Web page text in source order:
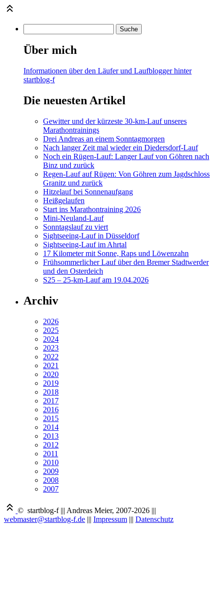
Über mich
Informationen über den Läufer und Laufblogger hinter
startblog-f
Die neuesten Artikel
Gewitter und der kürzeste 30-km-Lauf unseres
Marathontrainings
Drei Andreas an einem Sonntagmorgen
Nach langer Zeit mal wieder ein Diedersdorf-Lauf
Noch ein Rügen-Lauf: Langer Lauf von Göhren nach
Binz und zurück
Regen-Lauf auf Rügen: Von Göhren zum Jagdschloss
Granitz und zurück
Hitzelauf bei Sonnenaufgang
Heißgelaufen
Start ins Marathontraining 2026
Mini-Neuland-Lauf
Sonntagslauf zu viert
Sightseeing-Lauf in Düsseldorf
Sightseeing-Lauf im Ahrtal
17 Kilometer mit Sonne, Raps und Löwenzahn
Frühsommerlicher Lauf über den Bremer Stadtwerder
und den Osterdeich
S25 – 25-km-Lauf am 19.04.2026
Archiv
2026
2025
2024
2023
2022
2021
2020
2019
2018
2017
2016
2015
2014
2013
2012
2011
2010
2009
2008
2007
© startblog-f ||| Andreas Meier, 2007-2026 |||
webmaster@startblog-f.de ||| Impressum ||| Datenschutz